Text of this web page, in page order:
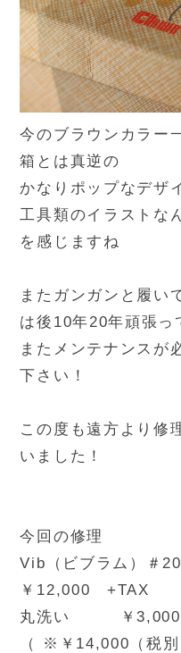
今のブラウンカラー
箱とは真逆の
かなりポップなデザ
工具類のイラストな
を感じますね
またガンガンと履い
は後10年20年頑張っ
またメンテナンスが
下さい！
この度も遠方より修
いました！
今回の修理
Vib（ビブラム）
￥12,000 +TAX
丸洗い ￥3,000
（ ※￥14,000（税